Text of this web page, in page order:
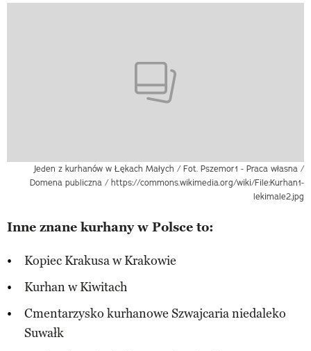
Jeden z kurhanów w Łękach Małych / Fot. Pszemor1 - Praca własna /
Domena publiczna / https://commons.wikimedia.org/wiki/File:Kurhan1-
lekimale2.jpg
Inne znane kurhany w Polsce to:
Kopiec Krakusa w Krakowie
Kurhan w Kiwitach
Cmentarzysko kurhanowe Szwajcaria niedaleko
Suwałk